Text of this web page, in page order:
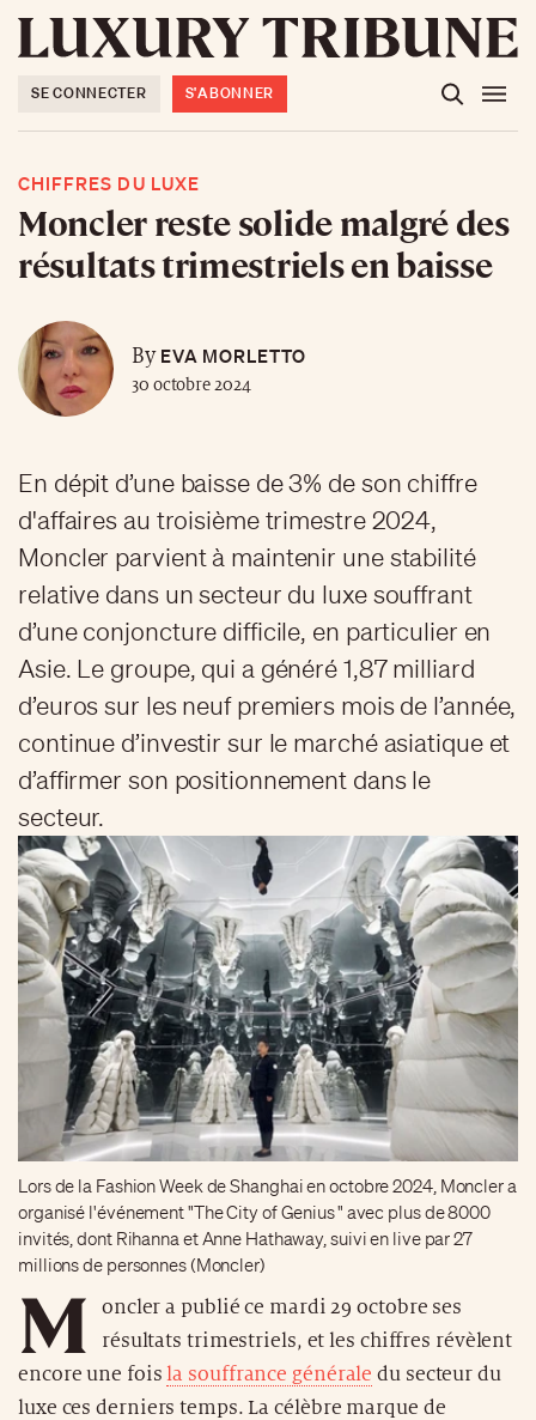
SE CONNECTER S'ABONNER
CHIFFRES DU LUXE
Moncler reste solide malgré des
résultats trimestriels en baisse
ByEVA MORLETTO
30 octobre 2024
En dépit d’une baisse de 3% de son chiffre
d'affaires au troisième trimestre 2024,
Moncler parvient à maintenir une stabilité
relative dans un secteur du luxe souffrant
d’une conjoncture difficile, en particulier en
Asie. Le groupe, qui a généré 1,87 milliard
d’euros sur les neuf premiers mois de l’année,
continue d’investir sur le marché asiatique et
d’affirmer son positionnement dans le
secteur.
Lors de la Fashion Week de Shanghai en octobre 2024, Moncler a
organisé l'événement "The City of Genius " avec plus de 8000
invités, dont Rihanna et Anne Hathaway, suivi en live par 27
millions de personnes (Moncler)
M
oncler a publié ce mardi 29 octobre ses
résultats trimestriels, et les chiffres révèlent
encore une foisla souffrance générale du secteur du
luxe ces derniers temps. La célèbre marque de